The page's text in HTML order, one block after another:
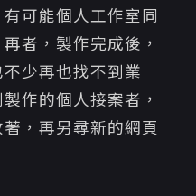
可能個人工作室同
者，製作完成後，
少再也找不到業
作的個人接案者，
，再另尋新的網頁